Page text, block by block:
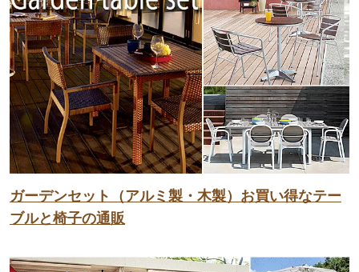
ガーデンセット（アルミ製・木製）お買い得なテー
ブルと椅子の通販